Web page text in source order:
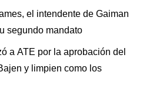
el intendente de Gaiman
segundo mandato
a ATE por la aprobación del
y limpien como los